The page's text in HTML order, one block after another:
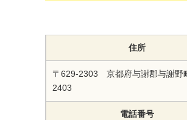
住所
〒629-2303 京都府与謝郡与謝野
2403
電話番号